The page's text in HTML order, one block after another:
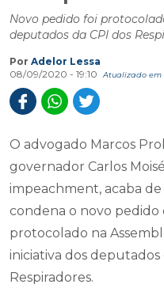
Novo pedido foi
deputados da CPI dos
Por Adelor Lessa
08/09/2020 - 19:10
Atualizado em
O advogado Marcos
governador Carlos
impeachment, acaba
condena o novo
protocolado na
iniciativa dos
Respiradores.